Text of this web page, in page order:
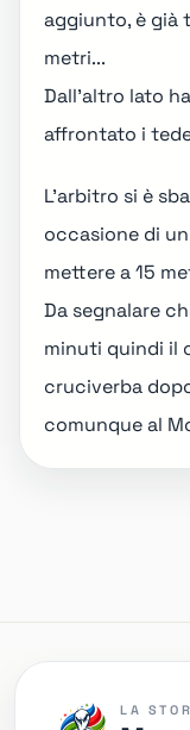
aggiunto, è già
metri...
Dall'altro lato
affrontato i
L'arbitro si è
occasione di
mettere a 15
Da segnalare
minuti quindi il
cruciverba
comunque al
LA